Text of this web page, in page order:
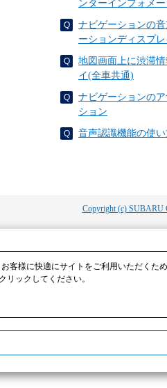
ンターインフォメ
ナビゲーションの
ーションディスプ
地図画面上に渋滞
イ(全車共通)
ナビゲーションの
ション
音声認識機能の使
Copyright (c) SUBARU
客様に快適にサイトをご利用いただく
リックしてください。​